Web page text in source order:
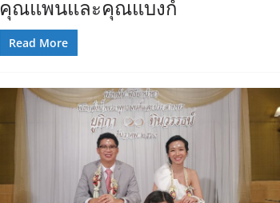
คุณแพนและคุณแบงก์
Read More